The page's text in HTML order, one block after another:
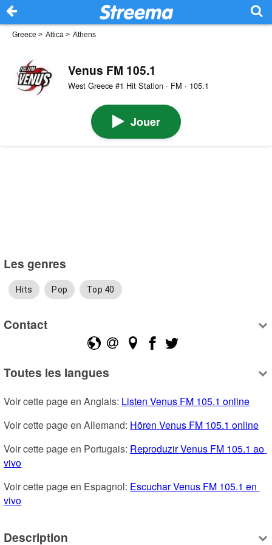
Greece > Attica > Athens
Venus FM 105.1
West Greece #1 Hit Station · FM · 105.1
Jouer
Les genres
Hits Pop Top 40
Contact
Toutes les langues
Voir cette page en Anglais: Listen Venus FM 105.1 online
Voir cette page en Allemand: Hören Venus FM 105.1 online
Voir cette page en Portugais: Reproduzir Venus FM 105.1 ao
vivo
Voir cette page en Espagnol: Escuchar Venus FM 105.1 en
vivo
Description